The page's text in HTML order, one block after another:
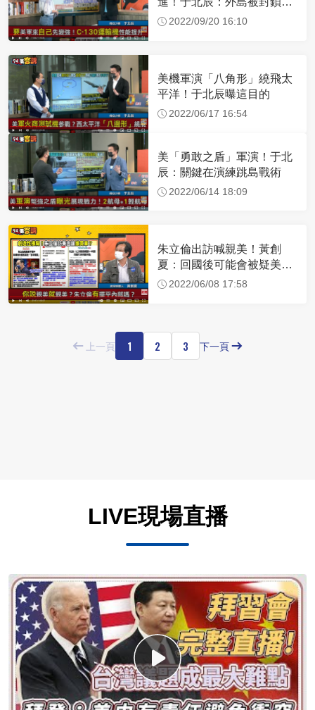
空中補給
2022/09/20 16:10
美機軍演「八角形」繞飛太
平洋！于北辰曝這目的
2022/06/17 16:54
美「勇敢之盾」軍演！于北
辰：關鍵在演練跳島戰術
2022/06/14 18:09
朱立倫出訪喊親美！黃創
夏：回國後可能會被疑美派
圍剿2022/06/08 17:58
上一頁 1 2 3 下一頁
LIVE現場直播